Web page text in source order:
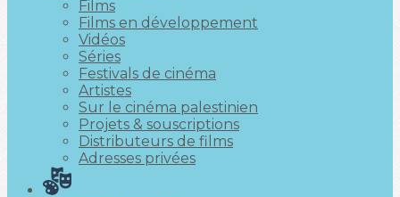
Films
Films en développement
Vidéos
Séries
Festivals de cinéma
Artistes
Sur le cinéma palestinien
Projets & souscriptions
Distributeurs de films
Adresses privées